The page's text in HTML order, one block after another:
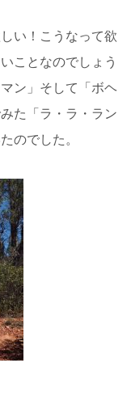
い！こうなって欲
ことなのでしょう
ン」そして「ボヘ
た「ラ・ラ・ラン
のでした。